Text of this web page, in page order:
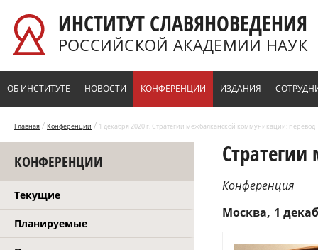
ИНСТИТУТ СЛАВЯНОВЕДЕНИЯ
РОССИЙСКОЙ АКАДЕМИИ НАУК
ОБ ИНСТИТУТЕ НОВОСТИ КОНФЕРЕНЦИИ ИЗДАНИЯ
Главная / Конференции / 1 декабря 2020 г. Стратегии межбалканской коммуникации: перевод
КОНФЕРЕНЦИИ
Текущие
Планируемые
Конференция
Москва 1